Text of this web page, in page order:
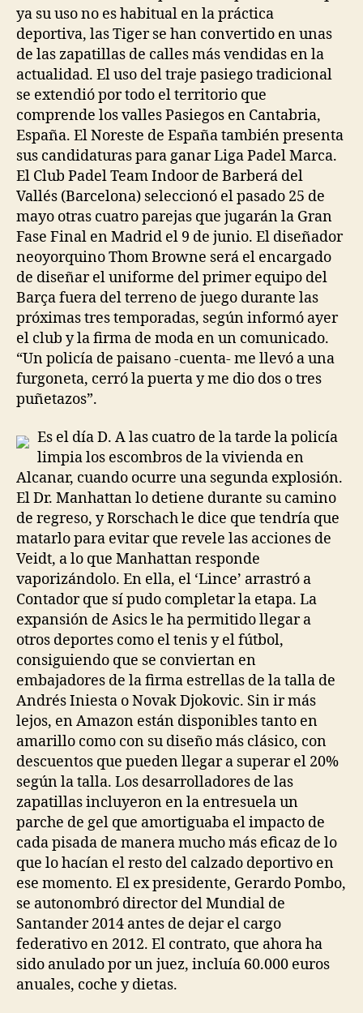
ya su uso no es habitual en la práctica
deportiva, las Tiger se han convertido en unas
de las zapatillas de calles más vendidas en la
actualidad. El uso del traje pasiego tradicional
se extendió por todo el territorio que
comprende los valles Pasiegos en Cantabria,
España. El Noreste de España también presenta
sus candidaturas para ganar Liga Padel Marca.
El Club Padel Team Indoor de Barberá del
Vallés (Barcelona) seleccionó el pasado 25 de
mayo otras cuatro parejas que jugarán la Gran
Fase Final en Madrid el 9 de junio. El diseñador
neoyorquino Thom Browne será el encargado
de diseñar el uniforme del primer equipo del
Barça fuera del terreno de juego durante las
próximas tres temporadas, según informó ayer
el club y la firma de moda en un comunicado.
“Un policía de paisano -cuenta- me llevó a una
furgoneta, cerró la puerta y me dio dos o tres
puñetazos”.
Es el día D. A las cuatro de la tarde la policía
limpia los escombros de la vivienda en
Alcanar, cuando ocurre una segunda explosión.
El Dr. Manhattan lo detiene durante su camino
de regreso, y Rorschach le dice que tendría que
matarlo para evitar que revele las acciones de
Veidt, a lo que Manhattan responde
vaporizándolo. En ella, el ‘Lince’ arrastró a
Contador que sí pudo completar la etapa. La
expansión de Asics le ha permitido llegar a
otros deportes como el tenis y el fútbol,
consiguiendo que se conviertan en
embajadores de la firma estrellas de la talla de
Andrés Iniesta o Novak Djokovic. Sin ir más
lejos, en Amazon están disponibles tanto en
amarillo como con su diseño más clásico, con
descuentos que pueden llegar a superar el 20%
según la talla. Los desarrolladores de las
zapatillas incluyeron en la entresuela un
parche de gel que amortiguaba el impacto de
cada pisada de manera mucho más eficaz de lo
que lo hacían el resto del calzado deportivo en
ese momento. El ex presidente, Gerardo Pombo,
se autonombró director del Mundial de
Santander 2014 antes de dejar el cargo
federativo en 2012. El contrato, que ahora ha
sido anulado por un juez, incluía 60.000 euros
anuales, coche y dietas.